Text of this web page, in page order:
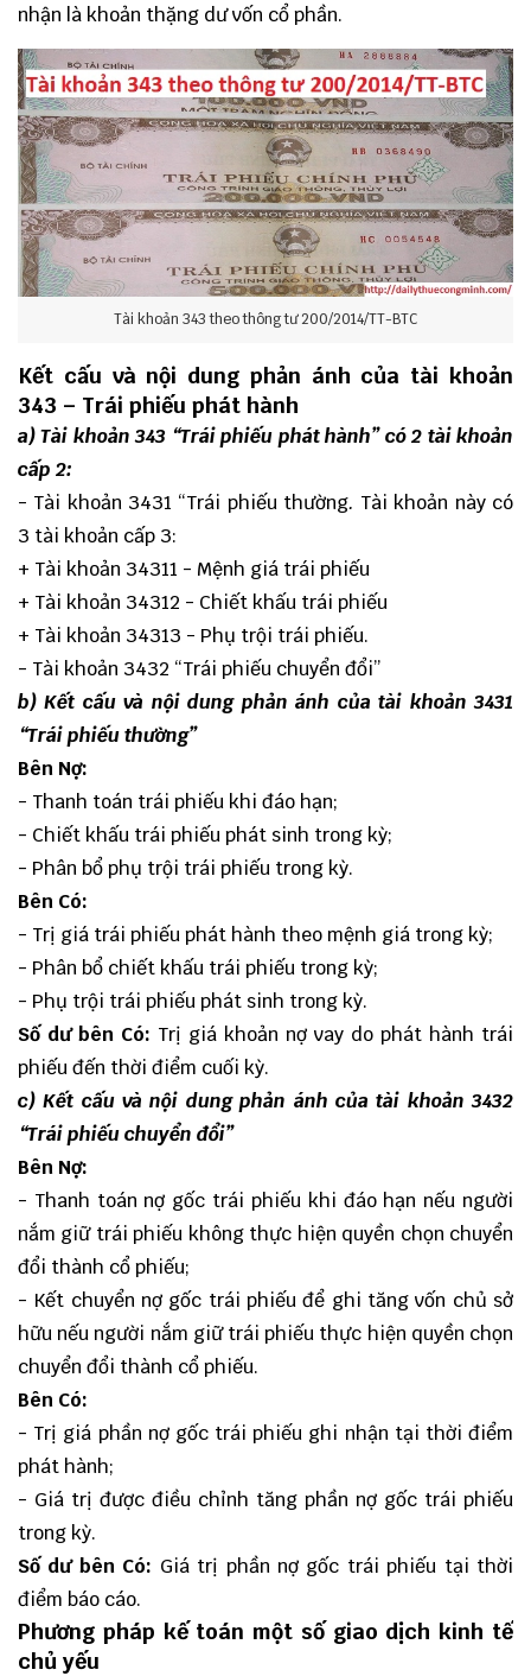
nhận là khoản thặng dư vốn cổ phần.
Tài khoản 343 theo thông tư 200/2014/TT-BTC
Kết cấu và nội dung phản ánh của tài khoản
343 – Trái phiếu phát hành
a) Tài khoản 343 “Trái phiếu phát hành” có 2 tài khoản
cấp 2:
- Tài khoản 3431 “Trái phiếu thường. Tài khoản này có
3 tài khoản cấp 3:
+ Tài khoản 34311 - Mệnh giá trái phiếu
+ Tài khoản 34312 - Chiết khấu trái phiếu
+ Tài khoản 34313 - Phụ trội trái phiếu.
- Tài khoản 3432 “Trái phiếu chuyển đổi”
b) Kết cấu và nội dung phản ánh của tài khoản 3431
“Trái phiếu thường”
Bên Nợ:
- Thanh toán trái phiếu khi đáo hạn;
- Chiết khấu trái phiếu phát sinh trong kỳ;
- Phân bổ phụ trội trái phiếu trong kỳ.
Bên Có:
- Trị giá trái phiếu phát hành theo mệnh giá trong kỳ;
- Phân bổ chiết khấu trái phiếu trong kỳ;
- Phụ trội trái phiếu phát sinh trong kỳ.
Số dư bên Có: Trị giá khoản nợ vay do phát hành trái
phiếu đến thời điểm cuối kỳ.
c) Kết cấu và nội dung phản ánh của tài khoản 3432
“Trái phiếu chuyển đổi”
Bên Nợ:
- Thanh toán nợ gốc trái phiếu khi đáo hạn nếu người
nắm giữ trái phiếu không thực hiện quyền chọn chuyển
đổi thành cổ phiếu;
- Kết chuyển nợ gốc trái phiếu để ghi tăng vốn chủ sở
hữu nếu người nắm giữ trái phiếu thực hiện quyền chọn
chuyển đổi thành cổ phiếu.
Bên Có:
- Trị giá phần nợ gốc trái phiếu ghi nhận tại thời điểm
phát hành;
- Giá trị được điều chỉnh tăng phần nợ gốc trái phiếu
trong kỳ.
Số dư bên Có: Giá trị phần nợ gốc trái phiếu tại thời
điểm báo cáo.
Phương pháp kế toán một số giao dịch kinh tế
chủ yếu